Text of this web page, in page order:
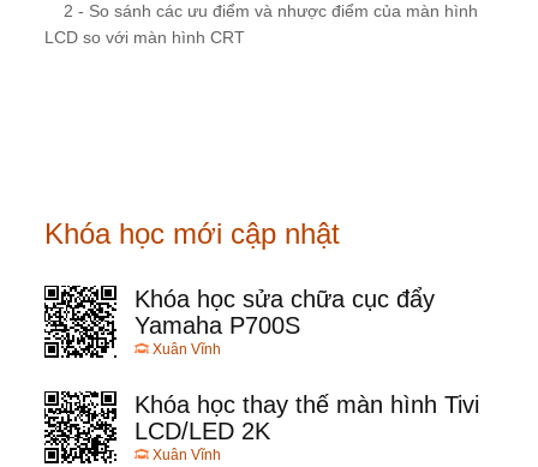
2 - So sánh các ưu điểm và nhược điểm của màn hình
LCD so với màn hình CRT
Khóa học mới cập nhật
Khóa học sửa chữa cục đẩy
Yamaha P700S
Xuân Vĩnh
Khóa học thay thế màn hình Tivi
LCD/LED 2K
Xuân Vĩnh